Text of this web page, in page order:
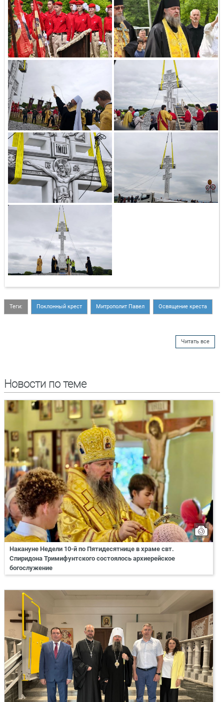
Теги: Поклонный крест Митрополит Павел Освящение креста
Читать все
Новости по теме
Накануне Недели 10-й по Пятидесятнице в храме свт.
Спиридона Тримифунтского состоялось архиерейское
богослужение